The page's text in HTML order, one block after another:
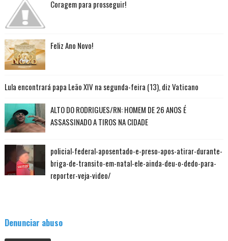
Coragem para prosseguir!
Feliz Ano Novo!
Lula encontrará papa Leão XIV na segunda-feira (13), diz Vaticano
ALTO DO RODRIGUES/RN: HOMEM DE 26 ANOS É
ASSASSINADO A TIROS NA CIDADE
policial-federal-aposentado-e-preso-apos-atirar-durante-
briga-de-transito-em-natal-ele-ainda-deu-o-dedo-para-
reporter-veja-video/
Denunciar abuso